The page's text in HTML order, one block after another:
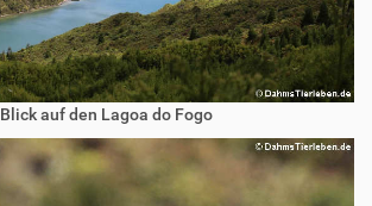
Blick auf den Lagoa do Fogo